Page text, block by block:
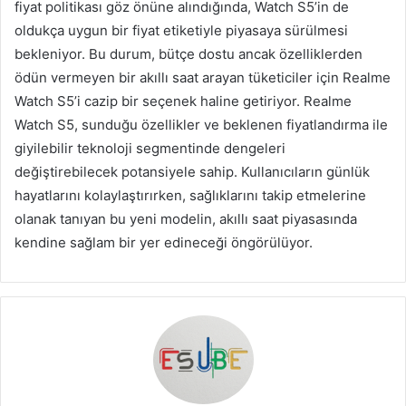
fiyat politikası göz önüne alındığında, Watch S5’in de
oldukça uygun bir fiyat etiketiyle piyasaya sürülmesi
bekleniyor. Bu durum, bütçe dostu ancak özelliklerden
ödün vermeyen bir akıllı saat arayan tüketiciler için Realme
Watch S5’i cazip bir seçenek haline getiriyor. Realme
Watch S5, sunduğu özellikler ve beklenen fiyatlandırma ile
giyilebilir teknoloji segmentinde dengeleri
değiştirebilecek potansiyele sahip. Kullanıcıların günlük
hayatlarını kolaylaştırırken, sağlıklarını takip etmelerine
olanak tanıyan bu yeni modelin, akıllı saat piyasasında
kendine sağlam bir yer edineceği öngörülüyor.